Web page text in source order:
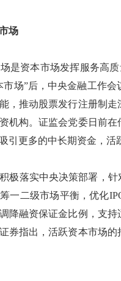
场
资本市场发挥服务高质
市场”后，中央金融工作
，推动股票发行注册制
机构。证监会党委日前
引更多的中长期资金，活
落实中央决策部署，针
一二级市场平衡，优化
降融资保证金比例，支
券指出，活跃资本市场